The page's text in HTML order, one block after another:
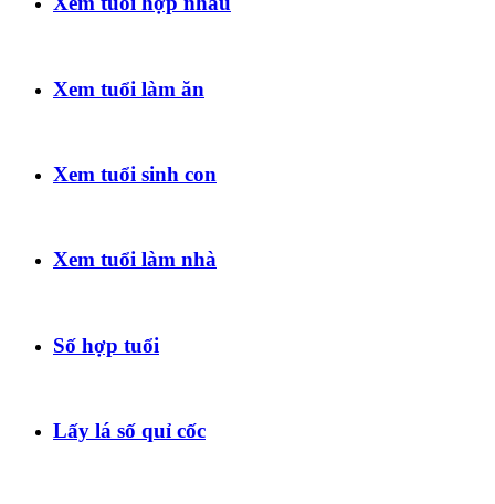
Xem tuổi làm ăn
Xem tuổi sinh con
Xem tuổi làm nhà
Số hợp tuổi
Lấy lá số quỉ cốc